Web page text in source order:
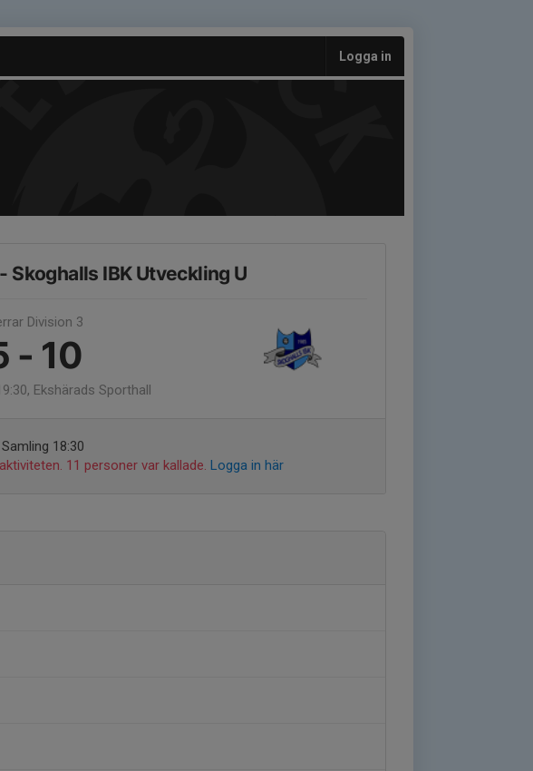
Logga in
Skoghalls IBK Utveckling U
Division 3
- 10
Ekshärads Sporthall
Samling 18:30
11 personer var kallade. Logga in här